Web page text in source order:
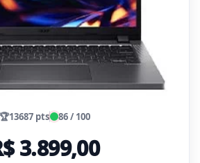
🏆13687 pts 86 / 100
3.899,00